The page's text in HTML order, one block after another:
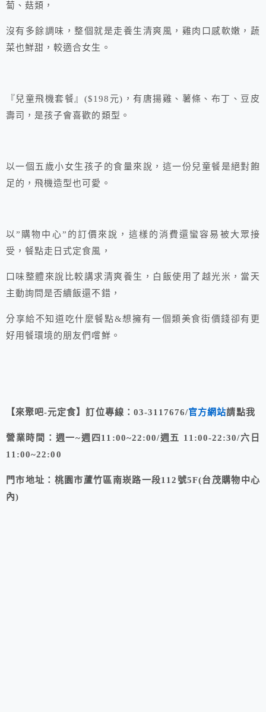
蔔、菇類，
沒有多餘調味，整個就是走養生清爽風，雞肉口感軟嫩，蔬
菜也鮮甜，較適合女生。
『兒童飛機套餐』($198元)，有唐揚雞、薯條、布丁、豆皮
壽司，是孩子會喜歡的類型。
以一個五歲小女生孩子的食量來說，這一份兒童餐是絕對飽
足的，飛機造型也可愛。
以”購物中心”的訂價來說，這樣的消費還蠻容易被大眾接
受，餐點走日式定食風，
口味整體來說比較講求清爽養生，白飯使用了越光米，當天
主動詢問是否續飯還不錯，
分享給不知道吃什麼餐點&想擁有一個類美食街價錢卻有更
好用餐環境的朋友們嚐鮮。
【來聚吧-元定食】訂位專線：03-3117676/官方網站請點我
營業時間：週一~週四11:00~22:00/週五 11:00-22:30/六日
11:00~22:00
門市地址：桃園市蘆竹區南崁路一段112號5F(台茂購物中心
內)